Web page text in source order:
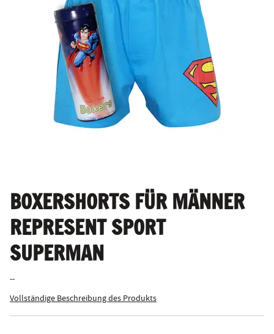
BOXERSHORTS FÜR MÄNNER
REPRESENT SPORT
SUPERMAN
--
Vollständige Beschreibung des Produkts